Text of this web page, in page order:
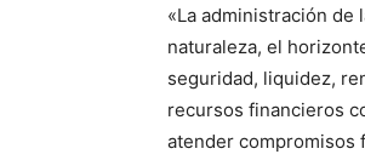
«La administración de
naturaleza, el
seguridad, liquidez,
recursos financieros
atender compromisos